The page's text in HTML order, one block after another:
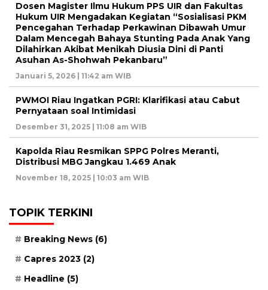
Dosen Magister Ilmu Hukum PPS UIR dan Fakultas
Hukum UIR Mengadakan Kegiatan “Sosialisasi PKM
Pencegahan Terhadap Perkawinan Dibawah Umur
Dalam Mencegah Bahaya Stunting Pada Anak Yang
Dilahirkan Akibat Menikah Diusia Dini di Panti
Asuhan As-Shohwah Pekanbaru”
Januari 5, 2026 | 11:42 am WIB
PWMOI Riau Ingatkan PGRI: Klarifikasi atau Cabut
Pernyataan soal Intimidasi
Desember 31, 2025 | 11:08 am WIB
Kapolda Riau Resmikan SPPG Polres Meranti,
Distribusi MBG Jangkau 1.469 Anak
November 18, 2025 | 10:03 am WIB
TOPIK TERKINI
Breaking News (6)
Capres 2023 (2)
Headline (5)